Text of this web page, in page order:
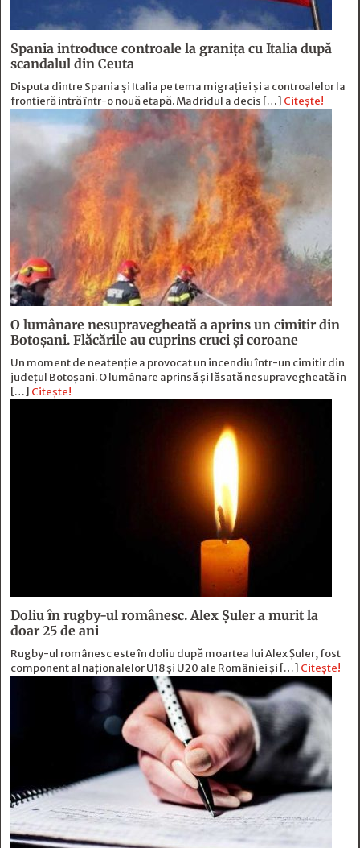
Spania introduce controale la granița cu Italia după
scandalul din Ceuta
Disputa dintre Spania și Italia pe tema migrației și a controalelor la
frontieră intră într-o nouă etapă. Madridul a decis […] Citește!
O lumânare nesupravegheată a aprins un cimitir din
Botoșani. Flăcările au cuprins cruci și coroane
Un moment de neatenție a provocat un incendiu într-un cimitir din
județul Botoșani. O lumânare aprinsă și lăsată nesupravegheată în
[…] Citește!
Doliu în rugby-ul românesc. Alex Șuler a murit la
doar 25 de ani
Rugby-ul românesc este în doliu după moartea lui Alex Șuler, fost
component al naționalelor U18 și U20 ale României și […] Citește!